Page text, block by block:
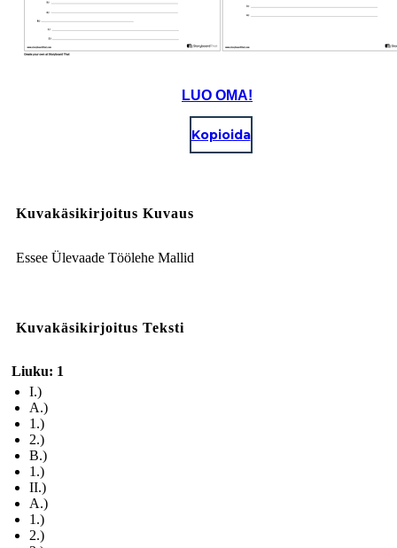
LUO OMA!
Kopioida
Kuvakäsikirjoitus Kuvaus
Essee Ülevaade Töölehe Mallid
Kuvakäsikirjoitus Teksti
Liuku: 1
I.)
A.)
1.)
2.)
B.)
1.)
II.)
A.)
1.)
2.)